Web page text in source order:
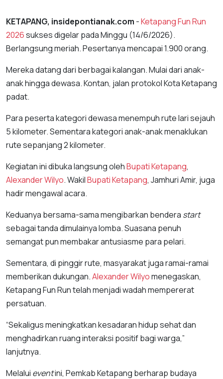
KETAPANG, insidepontianak.com -Ketapang Fun Run
2026sukses digelar pada Minggu (14/6/2026).
Berlangsung meriah. Pesertanya mencapai 1.900 orang.
Mereka datang dari berbagai kalangan. Mulai dari anak-
anak hingga dewasa. Kontan, jalan protokol Kota Ketapang
padat.
Para peserta kategori dewasa menempuh rute lari sejauh
5 kilometer. Sementara kategori anak-anak menaklukan
rute sepanjang 2 kilometer.
Kegiatan ini dibuka langsung olehBupati Ketapang,
Alexander Wilyo. WakilBupati Ketapang, Jamhuri Amir, juga
hadir mengawal acara.
Keduanya bersama-sama mengibarkan bendera start
sebagai tanda dimulainya lomba. Suasana penuh
semangat pun membakar antusiasme para pelari.
Sementara, di pinggir rute, masyarakat juga ramai-ramai
memberikan dukungan.Alexander Wilyomenegaskan,
Ketapang Fun Run telah menjadi wadah mempererat
persatuan.
“Sekaligus meningkatkan kesadaran hidup sehat dan
menghadirkan ruang interaksi positif bagi warga,”
lanjutnya.
Melalui eventini, Pemkab Ketapang berharap budaya